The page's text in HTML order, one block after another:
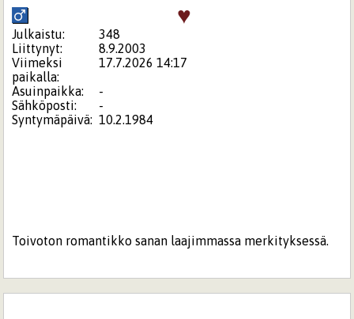
♥
Julkaistu:
348
Liittynyt:
8.9.2003
Viimeksi
paikalla:
17.7.2026 14:17
Asuinpaikka:
-
Sähköposti:
-
Syntymäpäivä: 10.2.1984
Toivoton romantikko sanan laajimmassa merkityksessä.